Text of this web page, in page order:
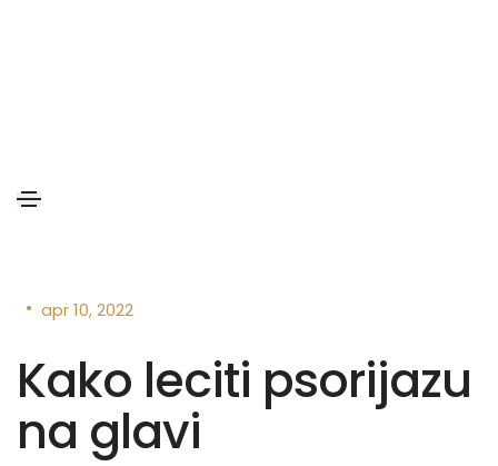
• apr 10, 2022
Kako leciti psorijazu
na glavi